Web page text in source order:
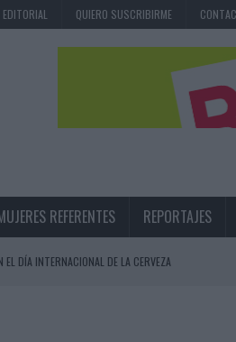
QUIERO SUSCRIBIRME
REFERENTES REPORTAJES
DÍA INTERNACIONAL DE LA CERVEZA